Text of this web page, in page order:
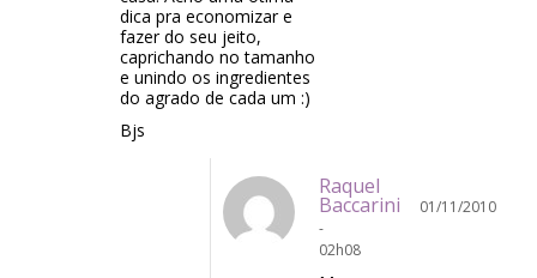
dica pra economizar e
fazer do seu jeito,
caprichando no tamanho
e unindo os ingredientes
do agrado de cada um :)
Bjs
Raquel
Baccarini
01/11/2010
-
02h08